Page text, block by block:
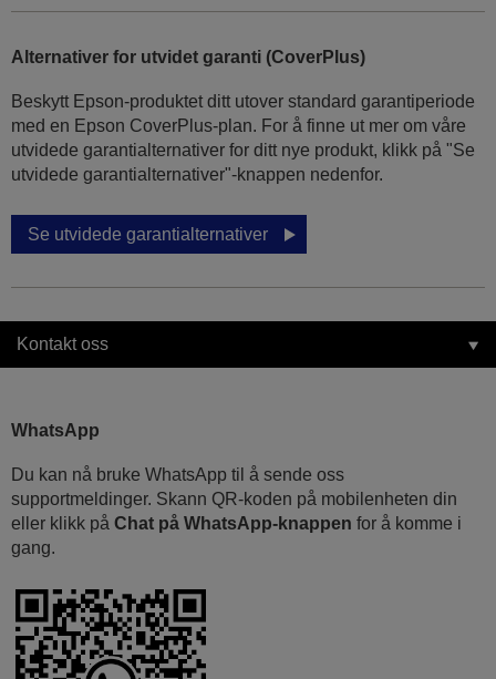
Alternativer for utvidet garanti (CoverPlus)
Beskytt Epson-produktet ditt utover standard garantiperiode
med en Epson CoverPlus-plan. For å finne ut mer om våre
utvidede garantialternativer for ditt nye produkt, klikk på "Se
utvidede garantialternativer"-knappen nedenfor.
Se utvidede garantialternativer
Kontakt oss
WhatsApp
Du kan nå bruke WhatsApp til å sende oss
supportmeldinger. Skann QR-koden på mobilenheten din
eller klikk på Chat på WhatsApp-knappen for å komme i
gang.